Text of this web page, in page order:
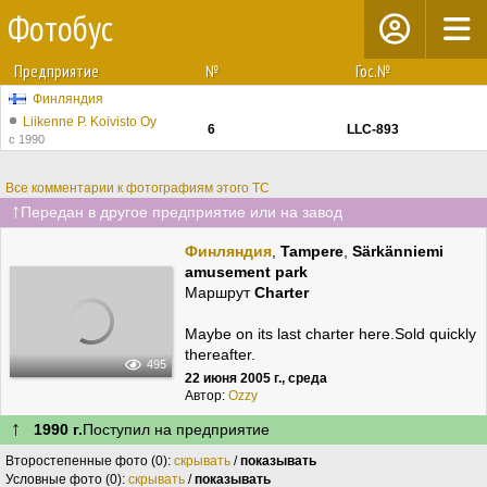
Фотобус
Предприятие № Гос.№
Финляндия
Liikenne P. Koivisto Oy
с 1990
6 LLC-893
Все комментарии к фотографиям этого ТС
↑Передан в другое предприятие или на завод
495
Финляндия, Tampere, Särkänniemi
amusement park
МаршрутCharter
Maybe on its last charter here.Sold quickly
thereafter.
22 июня 2005 г., среда
Автор: Ozzy
↑ 1990 г.Поступил на предприятие
Второстепенные фото (0): скрывать /показывать
Условные фото (0): скрывать /показывать